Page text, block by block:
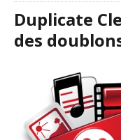
Duplicate
des